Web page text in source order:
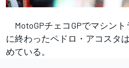
MotoGPチェコGPでマシン
に終わったペドロ・アコスタ
めている。